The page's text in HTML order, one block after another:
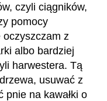
czyli ciągników,
pomocy
z
albo bardziej
harwestera. Tą
usuwać z
pnie na kawałki o